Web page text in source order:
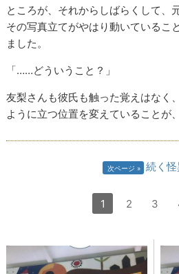
ところが、それからしばらくして、
その写真立てがやはり動いているこ
ました。
「……どういうこと？」
友梨さんも彼氏も触った覚えはなく
ように立つ位置を変えていることが
次ページ 続く
1 2 3